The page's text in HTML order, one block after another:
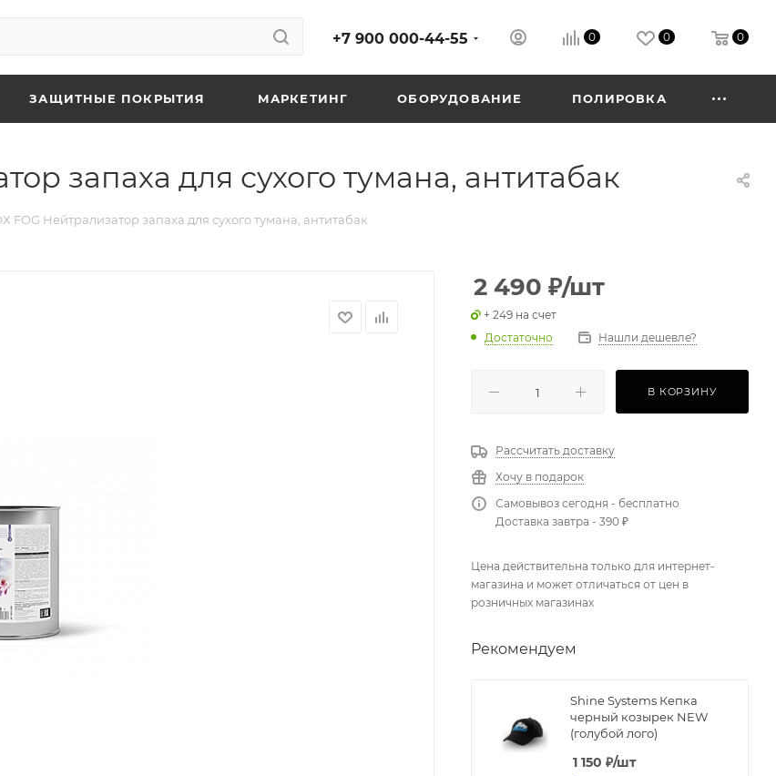
+7 900 000-44-55 0 0 0
ЗАЩИТНЫЕ ПОКРЫТИЯ МАРКЕТИНГ ОБОРУДОВАНИЕ ПОЛИРОВКА
запаха для сухого тумана, антитабак
FOG Нейтрализатор запаха для сухого тумана, антитабак
2 490 ₽/шт
+ 249 на счет
Достаточно
Нашли дешевле?
В КОРЗИНУ
Рассчитать доставку
Хочу в подарок
Самовывоз сегодня - бесплатно
Доставка завтра - 390 ₽
Цена действительна только для интернет-
магазина и может отличаться от цен в
розничных магазинах
Рекомендуем
Shine Systems Кепка
черный козырек NEW
(голубой лого)
1 150 ₽/шт